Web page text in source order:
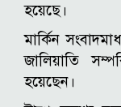
হয়েছে।
মার্কিন
জালিয়াতি
হয়েছেন।